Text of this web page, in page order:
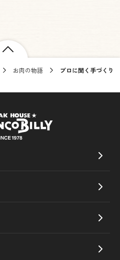
お肉の物語
プロに聞く手づくり